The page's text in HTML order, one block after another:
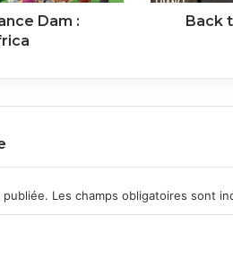
Dam :
Back
publiée. Les champs obligatoires sont